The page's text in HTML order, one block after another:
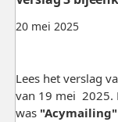
20 mei 2025
Lees het verslag
van 19 mei 2025.
was "Acymailing"